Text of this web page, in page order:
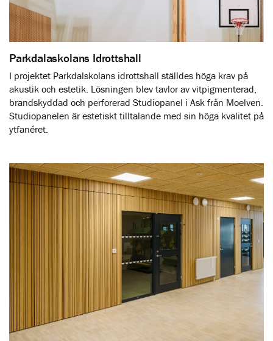
Parkdalaskolans Idrottshall
I projektet Parkdalskolans idrottshall ställdes höga krav på
akustik och estetik. Lösningen blev tavlor av vitpigmenterad,
brandskyddad och perforerad Studiopanel i Ask från Moelven.
Studiopanelen är estetiskt tilltalande med sin höga kvalitet på
ytfanéret.